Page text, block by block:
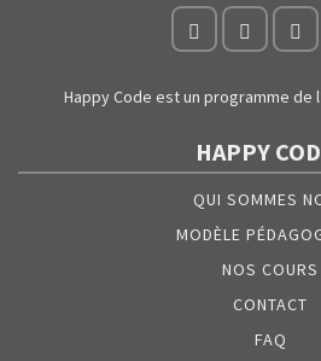
Happy Code est un programme de
HAPPY
QUI SOMMES
MODÈLE
NOS COURS
CONTACT
FAQ